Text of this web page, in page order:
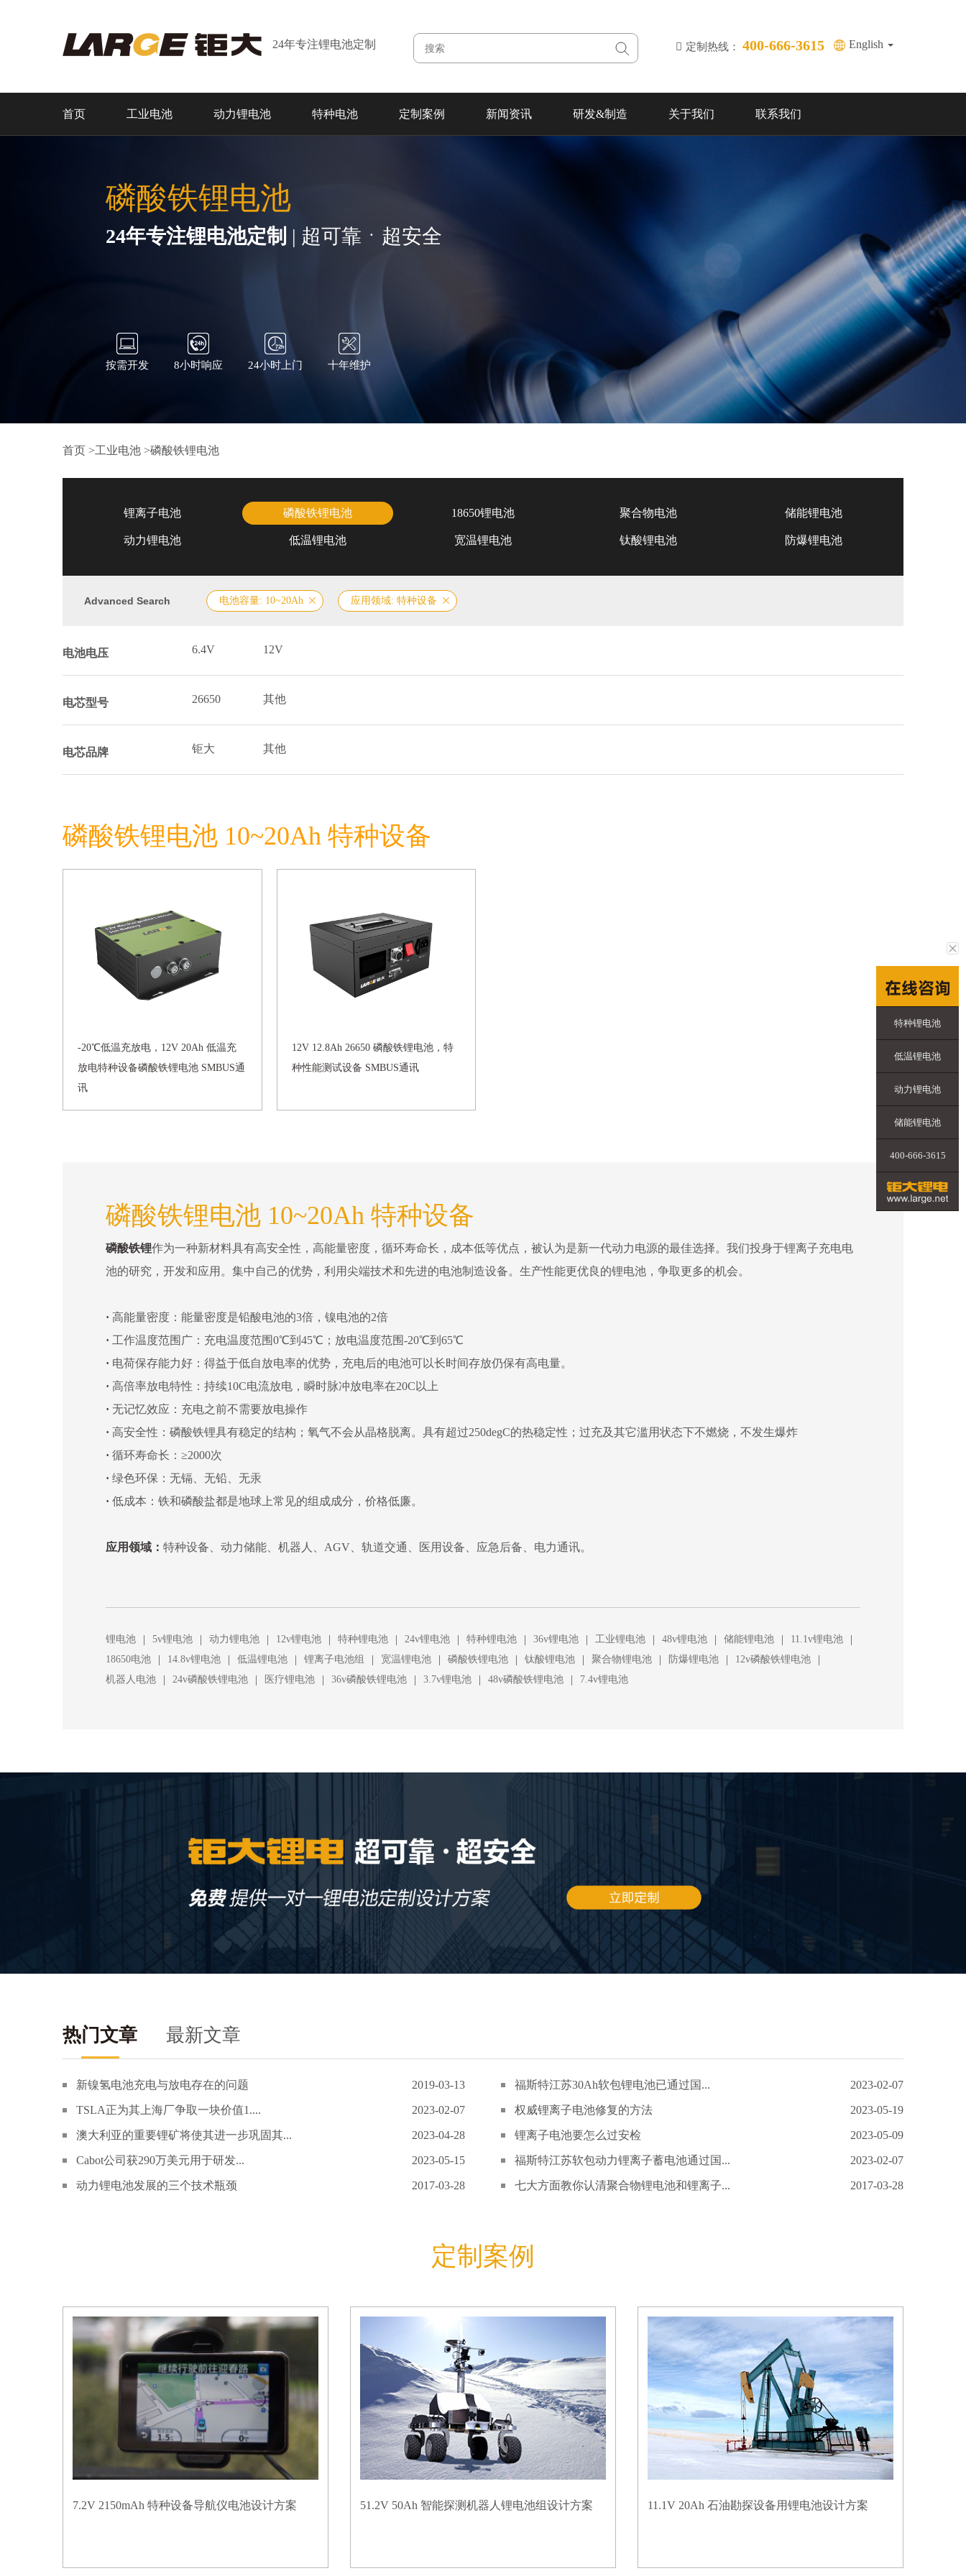
24年专注锂电池定制 定制热线： 400-666-3615 English
首页 工业电池 动力锂电池 特种电池 定制案例 新闻资讯 研发&制造 关于我们 联系我们
磷酸铁锂电池
24年专注锂电池定制 | 超可靠ㆍ超安全
按需开发 8小时响应 24小时上门 十年维护
首页 >工业电池 >磷酸铁锂电池
锂离子电池 磷酸铁锂电池 18650锂电池 聚合物电池 储能锂电池
动力锂电池 低温锂电池 宽温锂电池 钛酸锂电池 防爆锂电池
Advanced Search 电池容量: 10~20Ah 应用领域: 特种设备
电池电压 6.4V 12V
电芯型号 26650 其他
电芯品牌 钜大 其他
磷酸铁锂电池 10~20Ah 特种设备
-20℃低温充放电，12V 20Ah 低温充
放电特种设备磷酸铁锂电池 SMBUS通
讯
12V 12.8Ah 26650 磷酸铁锂电池，特
种性能测试设备 SMBUS通讯
磷酸铁锂电池 10~20Ah 特种设备
磷酸铁锂作为一种新材料具有高安全性，高能量密度，循环寿命长，成本低等优点，被认为是新一代动力电源的最佳选择。我们投身于锂离子充电电
池的研究，开发和应用。集中自己的优势，利用尖端技术和先进的电池制造设备。生产性能更优良的锂电池，争取更多的机会。
· 高能量密度：能量密度是铅酸电池的3倍，镍电池的2倍
· 工作温度范围广：充电温度范围0℃到45℃；放电温度范围-20℃到65℃
· 电荷保存能力好：得益于低自放电率的优势，充电后的电池可以长时间存放仍保有高电量。
· 高倍率放电特性：持续10C电流放电，瞬时脉冲放电率在20C以上
· 无记忆效应：充电之前不需要放电操作
· 高安全性：磷酸铁锂具有稳定的结构；氧气不会从晶格脱离。具有超过250degC的热稳定性；过充及其它滥用状态下不燃烧，不发生爆炸
· 循环寿命长：≥2000次
· 绿色环保：无镉、无铅、无汞
· 低成本：铁和磷酸盐都是地球上常见的组成成分，价格低廉。
应用领域： 特种设备、动力储能、机器人、AGV、轨道交通、医用设备、应急后备、电力通讯。
锂电池 | 5v锂电池 | 动力锂电池 | 12v锂电池 | 特种锂电池 | 24v锂电池 | 特种锂电池 | 36v锂电池 | 工业锂电池 | 48v锂电池 | 储能锂电池 | 11.1v锂电池 |
18650电池 | 14.8v锂电池 | 低温锂电池 | 锂离子电池组 | 宽温锂电池 | 磷酸铁锂电池 | 钛酸锂电池 | 聚合物锂电池 | 防爆锂电池 | 12v磷酸铁锂电池 |
机器人电池 | 24v磷酸铁锂电池 | 医疗锂电池 | 36v磷酸铁锂电池 | 3.7v锂电池 | 48v磷酸铁锂电池 | 7.4v锂电池
热门文章 最新文章
新镍氢电池充电与放电存在的问题 2019-03-13 福斯特江苏30Ah软包锂电池已通过国... 2023-02-07
TSLA正为其上海厂争取一块价值1.... 2023-02-07 权威锂离子电池修复的方法 2023-05-19
澳大利亚的重要锂矿将使其进一步巩固其... 2023-04-28 锂离子电池要怎么过安检 2023-05-09
Cabot公司获290万美元用于研发... 2023-05-15 福斯特江苏软包动力锂离子蓄电池通过国... 2023-02-07
动力锂电池发展的三个技术瓶颈 2017-03-28 七大方面教你认清聚合物锂电池和锂离子... 2017-03-28
定制案例
7.2V 2150mAh 特种设备导航仪电池设计方案 51.2V 50Ah 智能探测机器人锂电池组设计方案 11.1V 20Ah 石油勘探设备用锂电池设计方案
特种锂电池
低温锂电池
动力锂电池
储能锂电池
400-666-3615